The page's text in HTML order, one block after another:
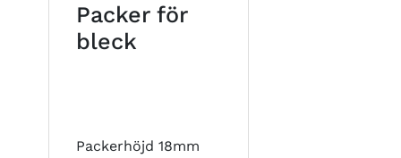
Packer för
bleck
Packerhöjd 18mm